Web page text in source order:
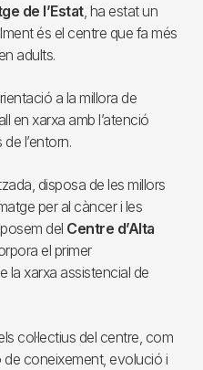
de l’Estat, ha estat un
és el centre que fa més
adults.
a la millora de
en xarxa amb l’atenció
l’entorn.
disposa de les millors
per al càncer i les
del Centre d’Alta
el primer
la xarxa assistencial de
col·lectius del centre, com
coneixement, evolució i